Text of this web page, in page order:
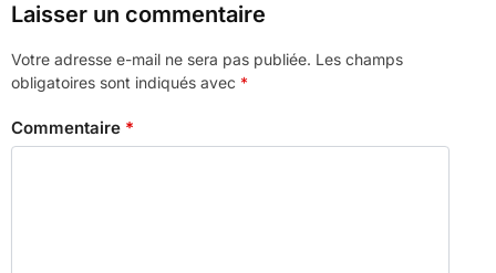
Laisser un commentaire
Votre adresse e-mail ne sera pas publiée. Les champs
obligatoires sont indiqués avec *
Commentaire *